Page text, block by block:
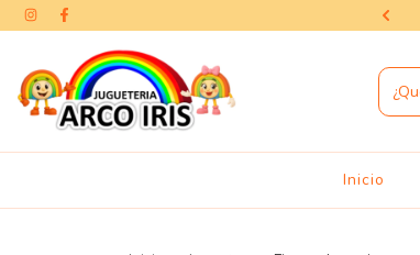
— la magia del Día del Niño te espera
Inicio